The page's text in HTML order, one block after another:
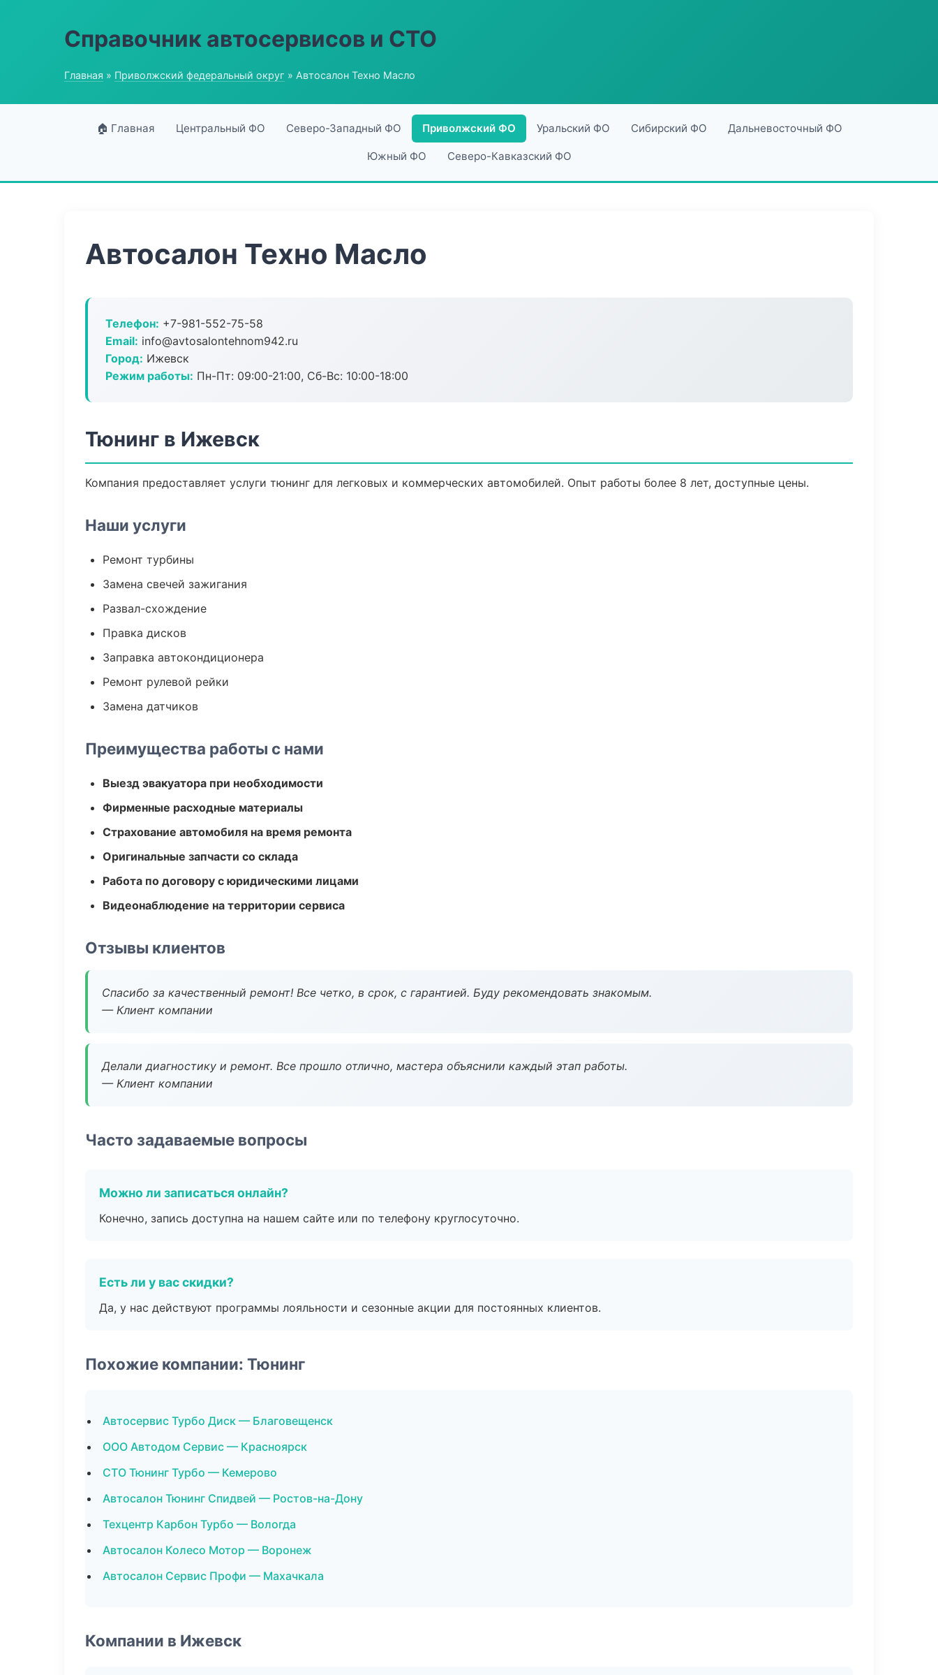
Справочник автосервисов и СТО
Главная » Приволжский федеральный округ » Автосалон Техно Масло
🏠 Главная Центральный ФО Северо-Западный ФО Приволжский ФО Уральский ФО Сибирский ФО Дальневосточный ФО
Южный ФО Северо-Кавказский ФО
Автосалон Техно Масло
Телефон: +7-981-552-75-58
Email: info@avtosalontehnom942.ru
Город: Ижевск
Режим работы: Пн-Пт: 09:00-21:00, Сб-Вс: 10:00-18:00
Тюнинг в Ижевск
Компания предоставляет услуги тюнинг для легковых и коммерческих автомобилей. Опыт работы более 8 лет, доступные цены.
Наши услуги
Ремонт турбины
Замена свечей зажигания
Развал-схождение
Правка дисков
Заправка автокондиционера
Ремонт рулевой рейки
Замена датчиков
Преимущества работы с нами
Выезд эвакуатора при необходимости
Фирменные расходные материалы
Страхование автомобиля на время ремонта
Оригинальные запчасти со склада
Работа по договору с юридическими лицами
Видеонаблюдение на территории сервиса
Отзывы клиентов
Спасибо за качественный ремонт! Все четко, в срок, с гарантией. Буду рекомендовать знакомым.
— Клиент компании
Делали диагностику и ремонт. Все прошло отлично, мастера объяснили каждый этап работы.
— Клиент компании
Часто задаваемые вопросы
Можно ли записаться онлайн?
Конечно, запись доступна на нашем сайте или по телефону круглосуточно.
Есть ли у вас скидки?
Да, у нас действуют программы лояльности и сезонные акции для постоянных клиентов.
Похожие компании: Тюнинг
Автосервис Турбо Диск — Благовещенск
ООО Автодом Сервис — Красноярск
СТО Тюнинг Турбо — Кемерово
Автосалон Тюнинг Спидвей — Ростов-на-Дону
Техцентр Карбон Турбо — Вологда
Автосалон Колесо Мотор — Воронеж
Автосалон Сервис Профи — Махачкала
Компании в Ижевск